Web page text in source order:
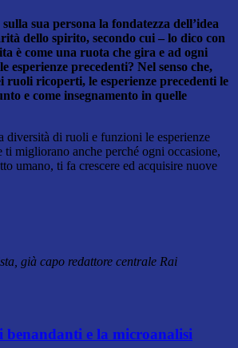
sua persona la fondatezza dell’idea
dello spirito, secondo cui – lo dico con
è come una ruota che gira e ad ogni
esperienze precedenti? Nel senso che,
ruoli ricoperti, le esperienze precedenti le
e come insegnamento in quelle
diversità di ruoli e funzioni le esperienze
ti migliorano anche perché ogni occasione,
umano, ti fa crescere ed acquisire nuove
già capo redattore centrale Rai
e la microanalisi